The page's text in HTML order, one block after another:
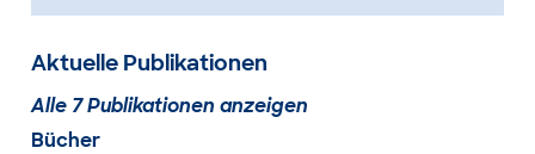
Aktuelle Publikationen
Alle 7 Publikationen anzeigen
Bücher